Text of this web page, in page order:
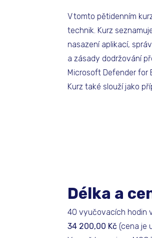
V tomto pětidenním
technik. Kurz
nasazení aplikací,
a zásady dodržování
Microsoft Defender for
Kurz také slouží jako
Délka a
40 vyučovacích hodin
34 200,00 Kč (cena je